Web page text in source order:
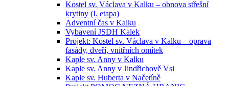
Kostel sv. Václava v Kalku – obnova střešní
krytiny (I. etapa)
Adventní čas v Kalku
Vybavení JSDH Kalek
Projekt: Kostel sv. Václava v Kalku – oprava
fasády, dveří, vnitřních omítek
Kaple sv. Anny v Kalku
Kaple sv. Anny v Jindřichově Vsi
Kaple sv. Huberta v Načetíně